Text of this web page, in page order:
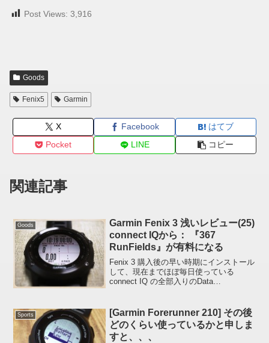
Post Views: 3,916
Goods
Fenix5 Garmin
X Facebook
はてブ
Pocket
LINE コピー
関連記事
Goods
Garmin Fenix 3 浅いレビュー(25)
connect IQから： 『367
RunFields』が有料になる
Fenix 3 購入後の早い時期にインストール
して、現在までほぼ毎日使っている
connect IQ の全部入りのData
から 1 スクリ...
Sports
[Garmin Forerunner 210] その後
どのくらい使っているかと申しま
すと、、、